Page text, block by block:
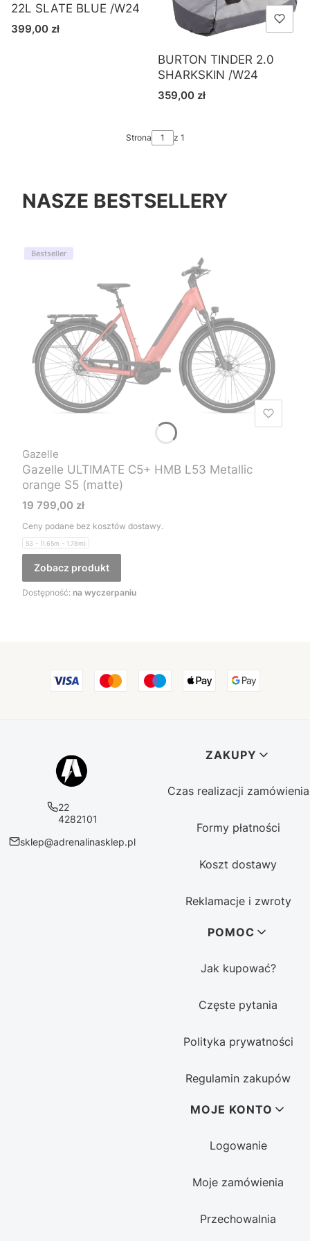
22L SLATE BLUE /W24
Cena
399,00 zł
BURTON TINDER 2.0
SHARKSKIN /W24
Cena
359,00 zł
Strona z 1
NASZE BESTSELLERY
Bestseller
Gazelle ULTIMATE C5+ HMB L53 Metallic
orange S5 (matte)
Gazelle
Cena
19 799,00 zł
Ceny podane bez kosztów dostawy.
53 - (1.65m - 1.78m)
Zobacz produkt
Dostępność: na wyczerpaniu
22
4282101
sklep@adrenalinasklep.pl
Linki w stopce
ZAKUPY
Czas realizacji zamówienia
Formy płatności
Koszt dostawy
Reklamacje i zwroty
POMOC
Jak kupować?
Częste pytania
Polityka prywatności
Regulamin zakupów
MOJE KONTO
Logowanie
Moje zamówienia
Przechowalnia